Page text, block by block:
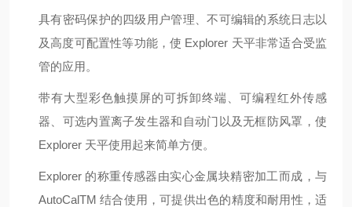
具有密码保护的四级用户管理、不可编辑的系统日志以
及高度可配置性等功能，使 Explorer 天平非常适合受监
管的应用。
带有大型彩色触摸屏的可拆卸终端、可编程红外传感
器、可选内置离子发生器和自动门以及无框防风罩，使
Explorer 天平使用起来简单方便。
Explorer 的称重传感器由实心金属块精密加工而成，与
AutoCalTM 结合使用，可提供出色的精度和耐用性，适